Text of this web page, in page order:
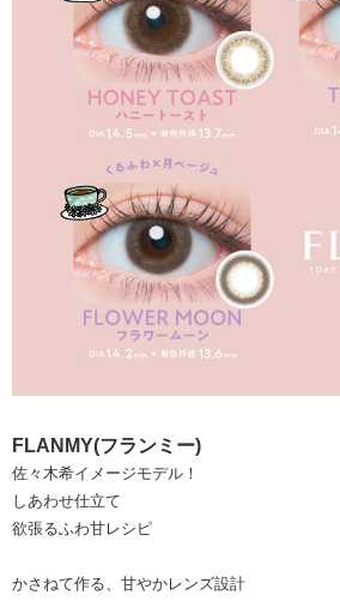
FLANMY(フランミー)
佐々木希イメージモデル！
しあわせ仕立て
欲張るふわ甘レシピ
かさねて作る、甘やかレンズ設計